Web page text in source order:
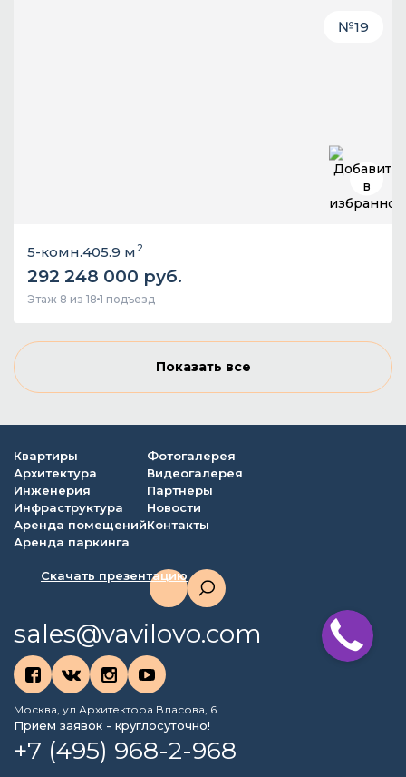
№19
5-комн.405.9 м 2
292 248 000 руб.
Этаж 8 из 18 1 подъезд
Показать все
Квартиры
Архитектура
Инженерия
Инфраструктура
Аренда помещений
Аренда паркинга
Фотогалерея
Видеогалерея
Партнеры
Новости
Контакты
Скачать презентацию
sales@vavilovo.com
Москва, ул.Архитектора Власова, 6
Прием заявок - круглосуточно!
+7 (495) 968-2-968